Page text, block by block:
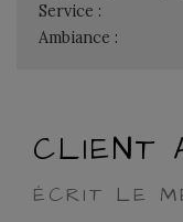
Service :
Ambiance :
CLIENT
ÉCRIT LE